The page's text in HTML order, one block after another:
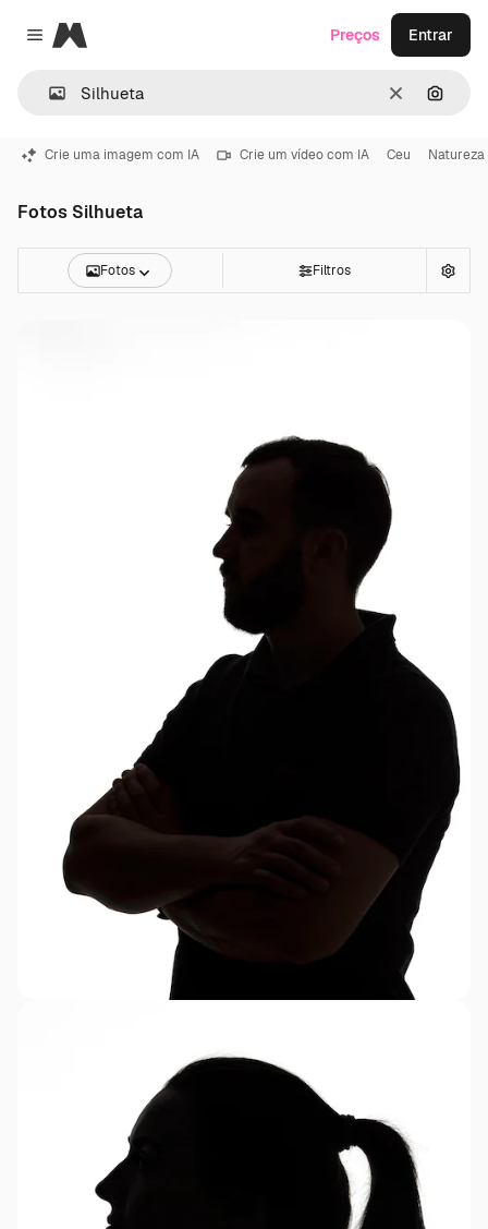
Close menu
Magnific
Limpar
Preços Entrar
Crie uma imagem com IA Crie um vídeo com IA Ceu Natureza
Fotos Silhueta
Fotos Filtros